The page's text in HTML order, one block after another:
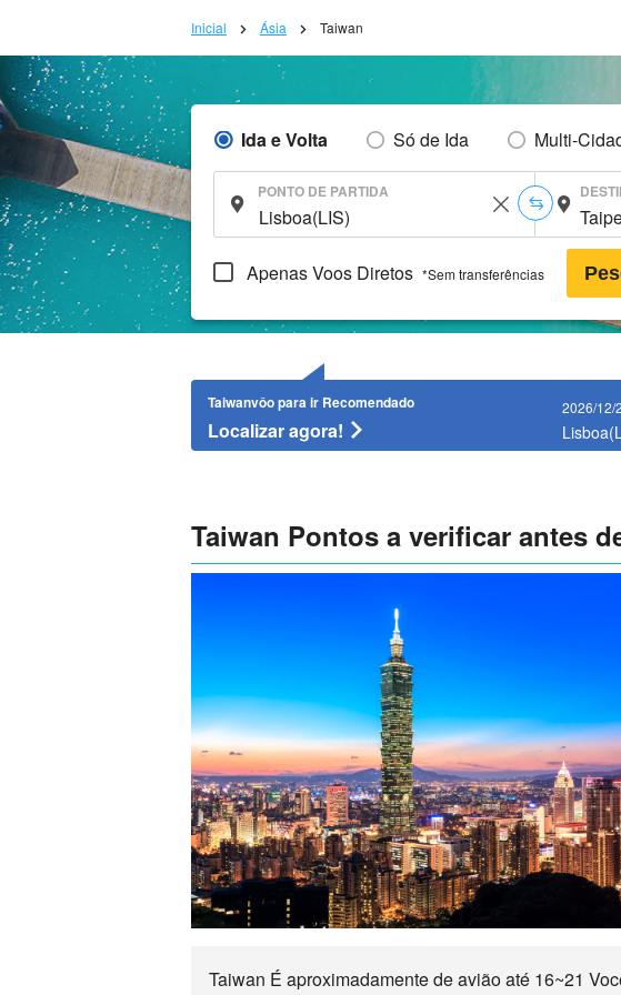
Inicial Ásia Taiwan
Ida e Volta Só de Ida Multi-
PONTO DE PARTIDA
Apenas Voos Diretos *Sem transferências
Taiwanvôo para ir Recomendado
Localizar agora!
2026/12/
Taiwan Pontos a verificar antes
Taiwan É aproximadamente de avião até 16~21